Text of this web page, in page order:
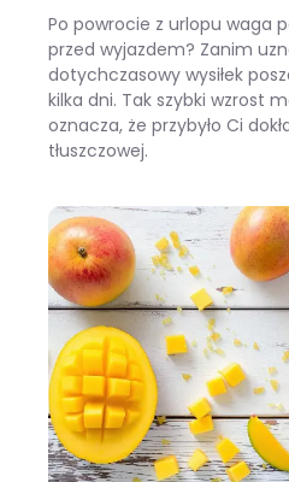
Po powrocie z urlopu waga
przed wyjazdem? Zanim
dotychczasowy wysiłek
kilka dni. Tak szybki wzrost
oznacza, że przybyło Ci
tłuszczowej.